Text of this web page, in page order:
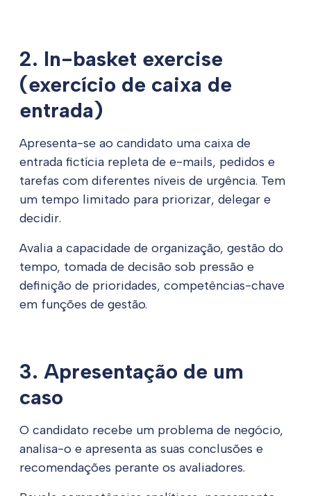
2. In-basket exercise
(exercício de caixa de
entrada)
Apresenta-se ao candidato uma caixa de
entrada fictícia repleta de e-mails, pedidos e
tarefas com diferentes níveis de urgência. Tem
um tempo limitado para priorizar, delegar e
decidir.
Avalia a capacidade de organização, gestão do
tempo, tomada de decisão sob pressão e
definição de prioridades, competências-chave
em funções de gestão.
3. Apresentação de um
caso
O candidato recebe um problema de negócio,
analisa-o e apresenta as suas conclusões e
recomendações perante os avaliadores.